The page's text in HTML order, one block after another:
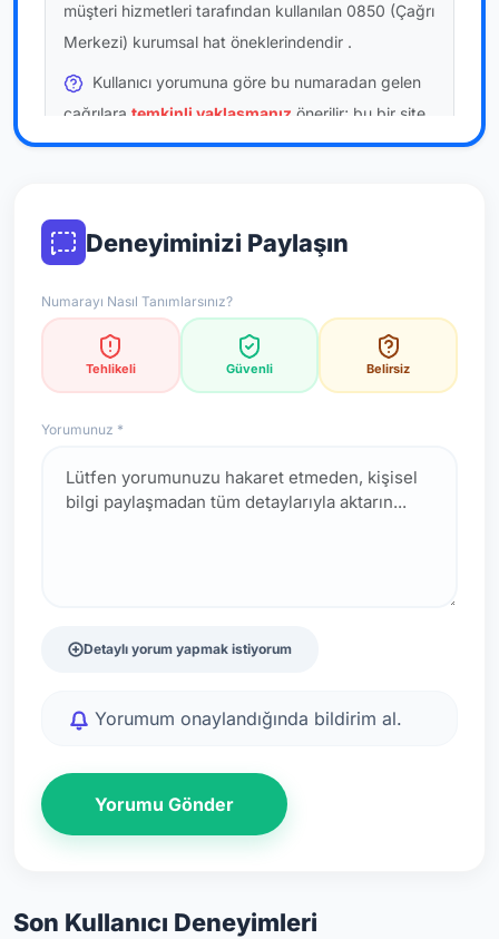
müşteri hizmetleri tarafından kullanılan 0850 (Çağrı
Merkezi) kurumsal hat öneklerindendir .
Kullanıcı yorumuna göre bu numaradan gelen
çağrılara temkinli yaklaşmanız önerilir; bu bir site
hükmü değildir.
resmi doğrulama niteliği taşımaz.
güncellenir.
Deneyiminizi Paylaşın
Numarayı Nasıl Tanımlarsınız?
Tehlikeli Güvenli Belirsiz
Yorumunuz *
Detaylı yorum yapmak istiyorum
Yorumum onaylandığında bildirim al.
Yorumu Gönder
Son Kullanıcı Deneyimleri